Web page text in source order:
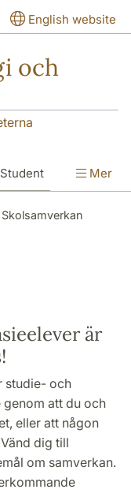
English website
och
Student Mer
Skolsamverkan
är
studie- och
att du och
eller att någon
dig till
om samverkan.